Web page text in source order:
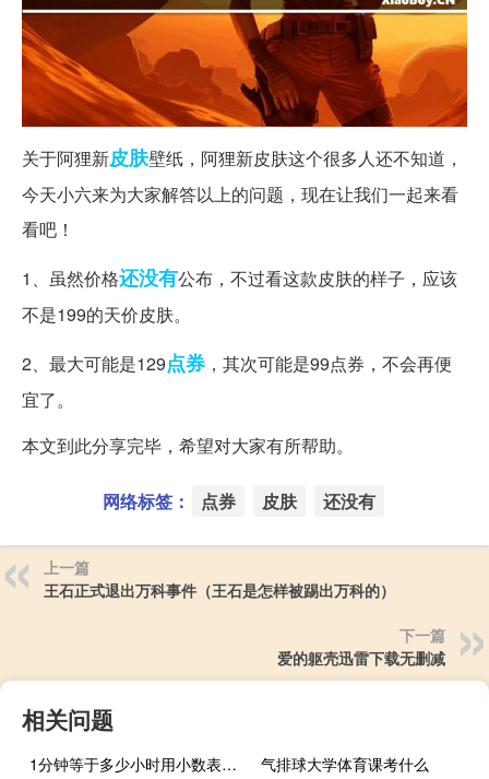
关于阿狸新皮肤壁纸，阿狸新皮肤这个很多人还不知道，
今天小六来为大家解答以上的问题，现在让我们一起来看
看吧！
1、虽然价格还没有公布，不过看这款皮肤的样子，应该
不是199的天价皮肤。
2、最大可能是129点券，其次可能是99点券，不会再便
宜了。
本文到此分享完毕，希望对大家有所帮助。
网络标签： 点券 皮肤 还没有
上一篇
王石正式退出万科事件（王石是怎样被踢出万科的）
下一篇
爱的躯壳迅雷下载无删减
相关问题
1分钟等于多少小时用小数表示（1分钟等于多少毫秒）
气排球大学体育课考什么